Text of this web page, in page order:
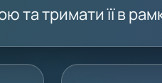
та тримати її в